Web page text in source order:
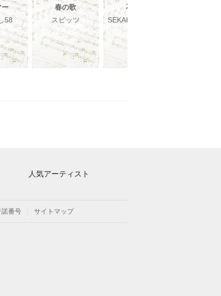
ー
58
春の歌
スピッツ
不死鳥
SEKAI NO OWARI
人気アーティスト
ヨルシカ
諾番号 サイトマップ